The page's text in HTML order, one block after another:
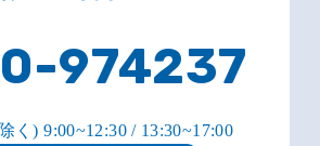
974237
く) 9:00~12:30 / 13:30~17:00